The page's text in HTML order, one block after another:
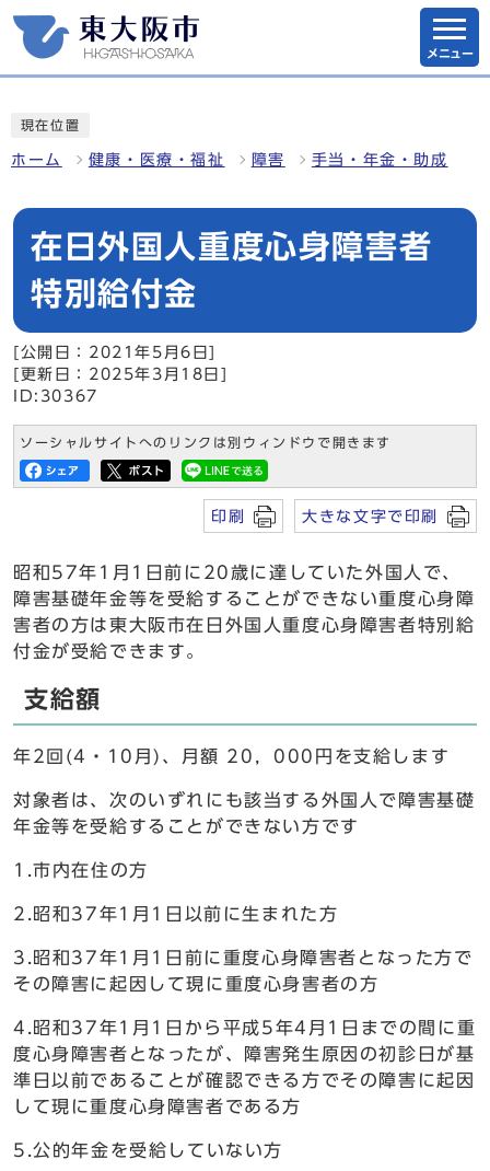
メニュー
現在位置
ホーム 健康・医療・福祉 障害 手当・年金・助成
在日外国人重度心身障害者
特別給付金
[公開日：2021年5月6日]
[更新日：2025年3月18日]
ID:30367
ソーシャルサイトへのリンクは別ウィンドウで開きます
印刷 大きな文字で印刷
昭和57年1月1日前に20歳に達していた外国人で、
障害基礎年金等を受給することができない重度心身障
害者の方は東大阪市在日外国人重度心身障害者特別給
付金が受給できます。
支給額
年2回(4・10月)、月額 20，000円を支給します
対象者は、次のいずれにも該当する外国人で障害基礎
年金等を受給することができない方です
1.市内在住の方
2.昭和37年1月1日以前に生まれた方
3.昭和37年1月1日前に重度心身障害者となった方で
その障害に起因して現に重度心身害者の方
4.昭和37年1月1日から平成5年4月1日までの間に重
度心身障害者となったが、障害発生原因の初診日が基
準日以前であることが確認できる方でその障害に起因
して現に重度心身障害者である方
5.公的年金を受給していない方